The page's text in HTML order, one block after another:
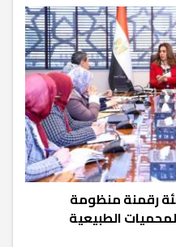
رقمنة منظومة
الطبيعية